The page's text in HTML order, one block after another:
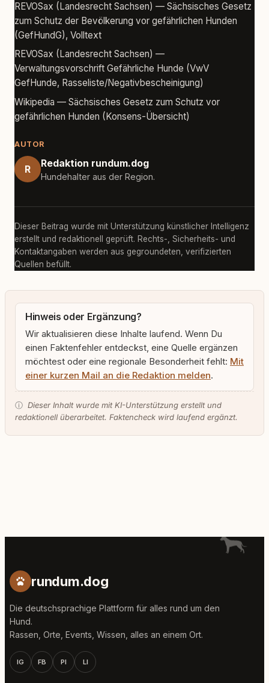
REVOSax (Landesrecht Sachsen) — Sächsisches Gesetz
zum Schutz der Bevölkerung vor gefährlichen Hunden
(GefHundG), Volltext
REVOSax (Landesrecht Sachsen) —
Verwaltungsvorschrift Gefährliche Hunde (VwV
GefHunde, Rasseliste/Negativbescheinigung)
Wikipedia — Sächsisches Gesetz zum Schutz vor
gefährlichen Hunden (Konsens-Übersicht)
AUTOR
R Redaktion rundum.dog
Hundehalter aus der Region.
Dieser Beitrag wurde mit Unterstützung künstlicher Intelligenz
erstellt und redaktionell geprüft. Rechts-, Sicherheits- und
Kontaktangaben werden aus gegroundeten, verifizierten
Quellen befüllt.
Hinweis oder Ergänzung?
Wir aktualisieren diese Inhalte laufend. Wenn Du
einen Faktenfehler entdeckst, eine Quelle ergänzen
möchtest oder eine regionale Besonderheit fehlt: Mit
einer kurzen Mail an die Redaktion melden.
ⓘ Dieser Inhalt wurde mit KI-Unterstützung erstellt und
redaktionell überarbeitet. Faktencheck wird laufend ergänzt.
rundum.dog
Die deutschsprachige Plattform für alles rund um den
Hund.
Rassen, Orte, Events, Wissen, alles an einem Ort.
IG FB PI LI